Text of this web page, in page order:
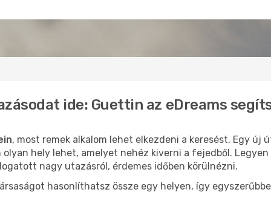
ide: Guettin az eDreams
, most remek alkalom lehet elkezdeni a keresést. Egy
hely lehet, amelyet nehéz kiverni a fejedből.
nagy utazásról, érdemes időben körülnézni.
hasonlíthatsz össze egy helyen, így